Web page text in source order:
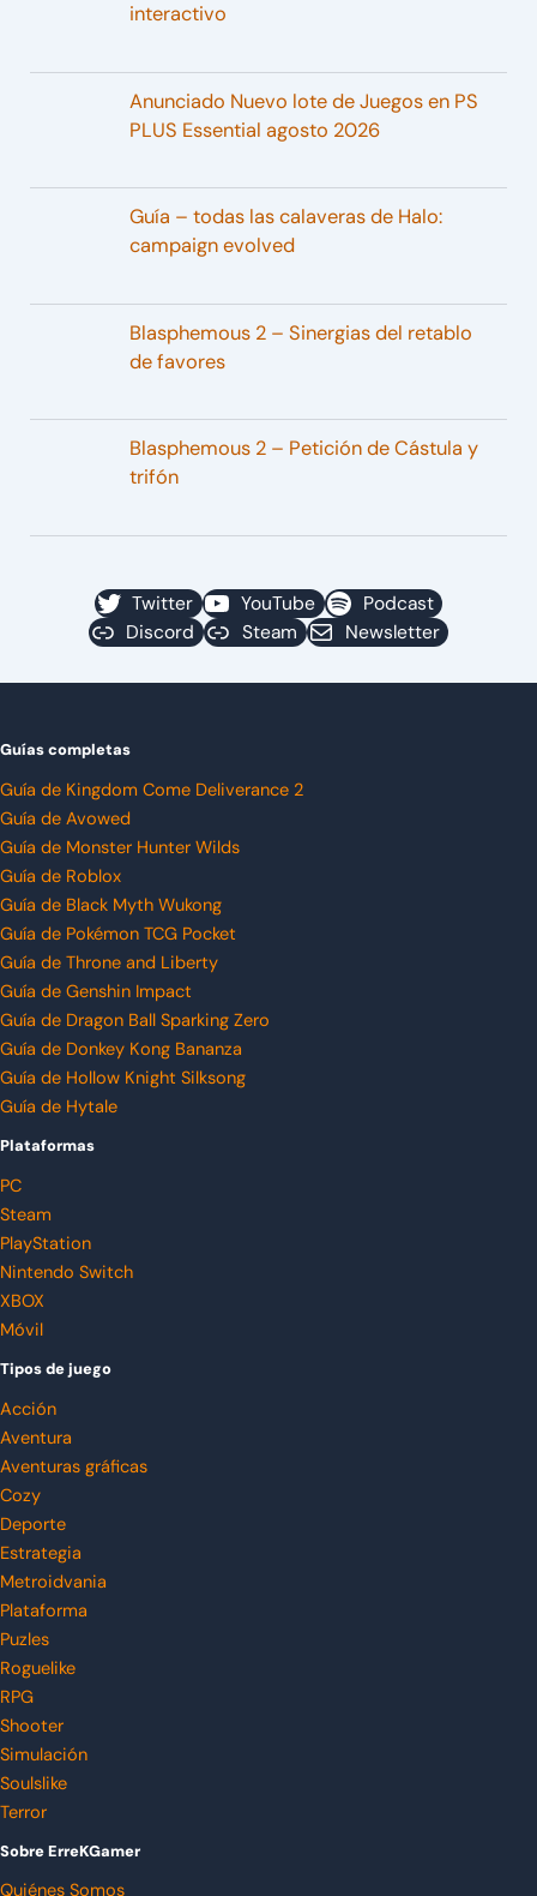
interactivo
Anunciado Nuevo lote de Juegos en PS
PLUS Essential agosto 2026
Guía – todas las calaveras de Halo:
campaign evolved
Blasphemous 2 – Sinergias del retablo
de favores
Blasphemous 2 – Petición de Cástula y
trifón
Twitter YouTube
Podcast
Discord
Steam Newsletter
Guías completas
Guía de Kingdom Come Deliverance 2
Guía de Avowed
Guía de Monster Hunter Wilds
Guía de Roblox
Guía de Black Myth Wukong
Guía de Pokémon TCG Pocket
Guía de Throne and Liberty
Guía de Genshin Impact
Guía de Dragon Ball Sparking Zero
Guía de Donkey Kong Bananza
Guía de Hollow Knight Silksong
Guía de Hytale
Plataformas
PC
Steam
PlayStation
Nintendo Switch
XBOX
Móvil
Tipos de juego
Acción
Aventura
Aventuras gráficas
Cozy
Deporte
Estrategia
Metroidvania
Plataforma
Puzles
Roguelike
RPG
Shooter
Simulación
Soulslike
Terror
Sobre ErreKGamer
Quiénes Somos